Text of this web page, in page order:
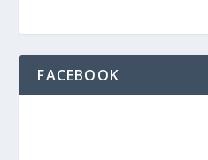
FACEBOOK